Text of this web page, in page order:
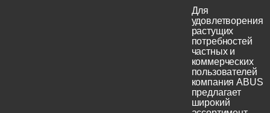
Для
удовлетворения
растущих
потребностей
частных и
коммерческих
пользователей
компания ABUS
предлагает
широкий